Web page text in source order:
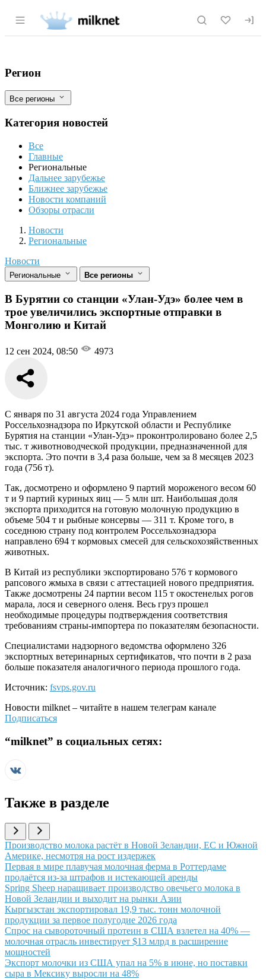
Раздел навигации по сайту milknet.ru
В Бурятии со станции «Улан-Удэ»
Фильтры
Регион
Все регионы
Категория новостей
Все
Главные
Региональные
Дальнее зарубежье
Ближнее зарубежье
Новости компаний
Обзоры отрасли
Новости
Разделы
Новости
Региональные
Новости
Региональные Все регионы
В Бурятии со станции «Улан-Удэ» более чем в
трое увеличились экспортные отправки в
Монголию и Китай
12 сен 2024, 08:50 4973
С января по 31 августа 2024 года Управлением
Россельхознадзора по Иркутской области и Республике
Бурятия на станции «Улан-Удэ» проконтролировано более 2,5
тыс. т животноводческой продукции, предназначенной для
экспорта. Это почти в 3,4 раза больше, чем за 8 месяцев 2023
года (756 т).
Так, досмотрено и оформлено 9 партий мороженого весом 60
т и 9 партий куриных яиц — 5 млн шт. Наибольшая доля
экспорта приходится на готовую молочную продукцию в
объеме 504 т и рыбные консервы — 311 т. Кроме того, в
соседнюю страну под контролем Россельхознадзора
направлено 694 т кормовых смесей для сельскохозяйственных
животных.
В Китай из республики экспортировано 576 т кормового
рапсового жмыха в связи с аттестацией нового предприятия.
Также досмотрены 24 партии весом 115 т окостенелых рогов
марала, лося и северного оленя. Весь груз прошел
необходимые процедуры подтверждения соответствия
требованиям страны-импортера по показателям безопасности.
Специалистами надзорного ведомства оформлено 326
экспортных ветеринарных сертификатов, что почти в 2 раза
больше показателя аналогичного периода прошлого года.
Источник: fsvps.gov.ru
Новости milknet – читайте в нашем телеграм канале
Подписаться
“milknet” в социальных сетях:
Также в разделе
Иллюстрация новости
Производство молока растёт в Новой Зеландии, ЕС и Южной
Америке, несмотря на рост издержек
Иллюстрация новости
Первая в мире плавучая молочная ферма в Роттердаме
продаётся из-за штрафов и истекающей аренды
Иллюстрация новости
Spring Sheep наращивает производство овечьего молока в
Новой Зеландии и выходит на рынки Азии
Иллюстрация новости
Кыргызстан экспортировал 19,9 тыс. тонн молочной
продукции за первое полугодие 2026 года
Иллюстрация новости
Спрос на сывороточный протеин в США взлетел на 40% —
молочная отрасль инвестирует $13 млрд в расширение
мощностей
Иллюстрация новости
Экспорт молочки из США упал на 5% в июне, но поставки
сыра в Мексику выросли на 48%